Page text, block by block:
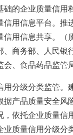
础的企业质量信用
信用信息平台。推
信用信息共享。（
、商务部、人民银
、食品药品监管
分级分类监管。
据产品质量安全风
，依托企业质量信
业质量信用分级分